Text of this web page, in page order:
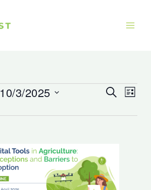
Recherche
navigation
Évènements
Recherche
vues
Liste
10/3/2025